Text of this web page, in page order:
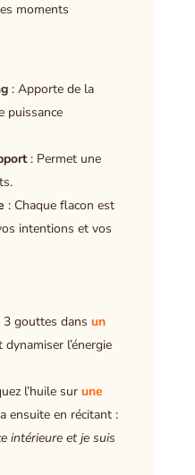
moments
: Apporte de la
puissance
: Permet une
: Chaque flacon est
intentions et vos
gouttes dans un
l’énergie
l’huile sur une
ensuite en récitant :
intérieure et je suis